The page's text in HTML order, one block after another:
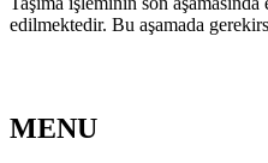
edilmektedir. Bu aşamada
MENU